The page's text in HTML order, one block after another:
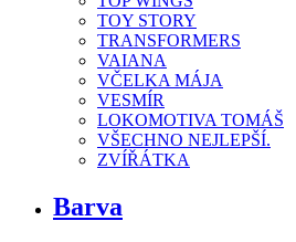
TOY STORY
TRANSFORMERS
VAIANA
VČELKA MÁJA
VESMÍR
LOKOMOTIVA TOMÁŠ
VŠECHNO NEJLEPŠÍ.
ZVÍŘÁTKA
Barva